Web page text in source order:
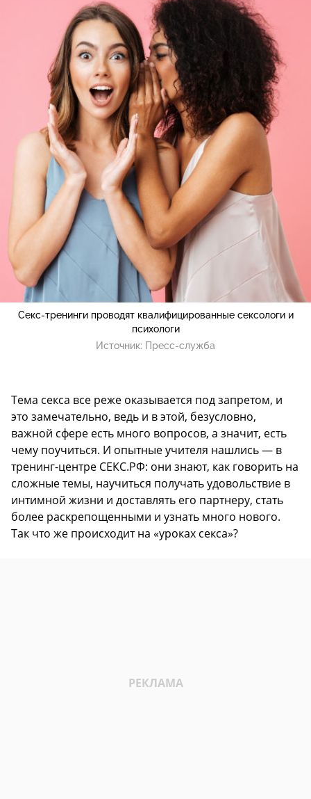
Секс-тренинги проводят квалифицированные сексологи и
психологи
Источник: Пресс-служба
Тема секса все реже оказывается под запретом, и
это замечательно, ведь и в этой, безусловно,
важной сфере есть много вопросов, а значит, есть
чему поучиться. И опытные учителя нашлись — в
тренинг-центре СЕКС.РФ: они знают, как говорить на
сложные темы, научиться получать удовольствие в
интимной жизни и доставлять его партнеру, стать
более раскрепощенными и узнать много нового.
Так что же происходит на «уроках секса»?